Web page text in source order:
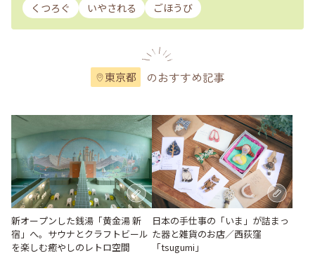
くつろぐ
いやされる ごほうび
東京都 のおすすめ記事
新オープンした銭湯「黄金湯 新
宿」へ。サウナとクラフトビール
を楽しむ癒やしのレトロ空間
日本の手仕事の「いま」が詰まっ
た器と雑貨のお店／西荻窪
「tsugumi」